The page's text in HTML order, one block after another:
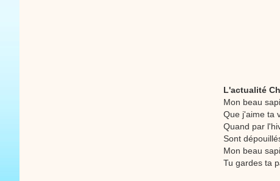
L'actualité
Mon beau
Que j'aime ta
Quand par
Sont
Mon beau
Tu gardes ta